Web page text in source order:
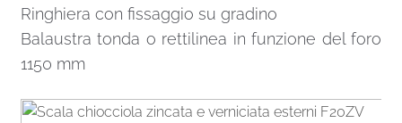
Ringhiera con fissaggio su gradino
Balaustra tonda o rettilinea in funzione del foro
1150 mm